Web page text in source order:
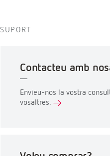
SUPORT
Contacteu amb
Envieu-nos la vostra
vosaltres.